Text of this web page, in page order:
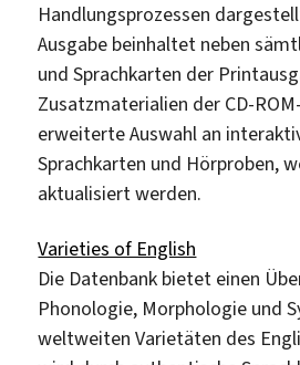
Handlungsprozessen
Ausgabe beinhaltet neben
und Sprachkarten der
Zusatzmaterialien der CD-
erweiterte Auswahl an
Sprachkarten und Hörproben,
aktualisiert werden.
Varieties of English
Die Datenbank bietet einen
Phonologie, Morphologie und
weltweiten Varietäten des